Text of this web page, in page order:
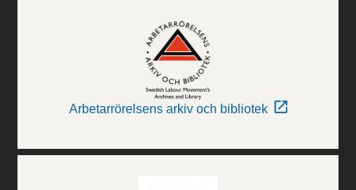
Arbetarrörelsens arkiv och bibliotek